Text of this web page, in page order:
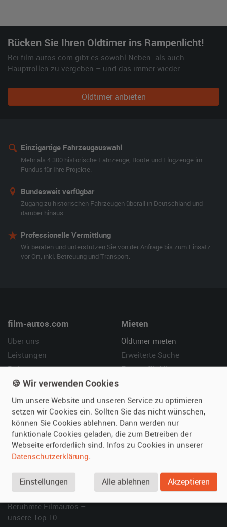
Rücken Sie Ihren Oldtimer ins Rampenlicht!
Bei film-autos.com gibt es sowohl Neben- als auch
Hauptrollen zu vergeben – und das immer wieder.
Oldtimer anbieten
Einzigartige Fahrzeugauswahl
Mehr als 4.300 historische Fahrzeuge, Boote und Flugzeuge im
Fundus für Ihre Projekte.
Bundesweit verfügbar
Zugang zu historischen Fahrzeugen überall in Deutschland und
darüber hinaus.
Professionelle Vermittlung
Wir beraten und unterstützen Sie von der Anfrage bis zum Einsatz
vor Ort, inkl. Betreuung und Transport.
film-autos.com
Über uns
Leistungen
Referenzen
Kundenmeinungen
Mieten
Oldtimer mieten
Erweiterte Suche
Fragen für Mieter
Vermieten
Oldtimer anmelden
Fotos senden
Fragen für Vermieter
Hilfe
Häufige Fragen (FAQ)
So funktioniert's
Berühmte Filmautos –
unsere Top 10 ...
🍪 Wir verwenden Cookies
Um unsere Website und unseren Service zu optimieren
setzen wir Cookies ein. Sollten Sie das nicht wünschen,
können Sie Cookies ablehnen. Dann werden nur
funktionale Cookies geladen, die zum Betreiben der
Webseite erforderlich sind. Infos zu Cookies in unserer
Datenschutzerklärung.
Einstellungen Alle ablehnen Akzeptieren